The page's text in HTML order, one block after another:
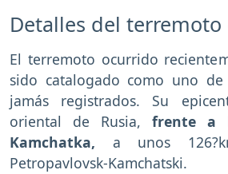
Detalles del terremoto
El terremoto ocurrido
sido catalogado como uno
jamás registrados. Su
oriental de Rusia, frente a
Kamchatka, a unos
Petropavlovsk-Kamchatski.